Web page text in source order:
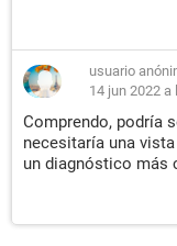
usuario
14 jun 2022 a
Comprendo, podría
necesitaría una
un diagnóstico más